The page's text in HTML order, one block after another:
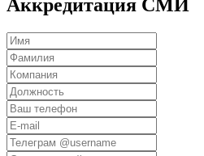
Аккредитация СМИ